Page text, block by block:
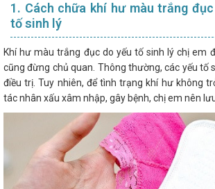
1. Cách chữa khí hư màu trắng
tố sinh lý
Khí hư màu trắng đục do yếu tố sinh lý chị em
cũng đừng chủ quan. Thông thường, các yếu tố
điều trị. Tuy nhiên, để tình trạng khí hư không
tác nhân xấu xâm nhập, gây bệnh, chị em nên